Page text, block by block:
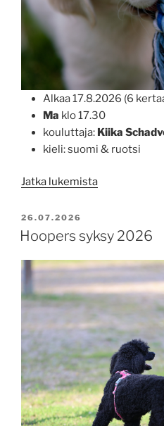
Alkaa 17.8.2026 (6
Ma klo 17.30
kouluttaja: Kiika
kieli: suomi & ruotsi
Jatka lukemista”Pentukurssi
JULKAISTU
26.07.2026
Hoopers syksy 2026